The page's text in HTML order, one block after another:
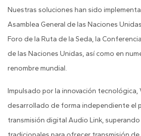
Nuestras soluciones han sido
Asamblea General de las Naciones
Foro de la Ruta de la Seda, la
de las Naciones Unidas, así como en
renombre mundial.
Impulsado por la innovación tecnológica,
desarrollado de forma independiente el
transmisión digital Audio Link,